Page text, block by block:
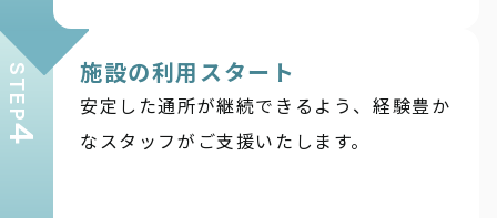
STEP
4
施設の利用スタート
安定した通所が継続できるよう、経験豊か
なスタッフがご支援いたします。